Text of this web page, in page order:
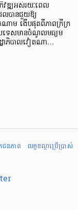
វឌ្ឍអស់រយៈពេល
លបានជួយឱ្យ​
ាម ងើប​ផុតពីភាពក្រីក្រ
រទេសមានចំណូលមធ្យម
ឋាភិបាលវៀតណា…
ជនភាព លក្ខខណ្ឌ​ប្រើ​ប្រាស់